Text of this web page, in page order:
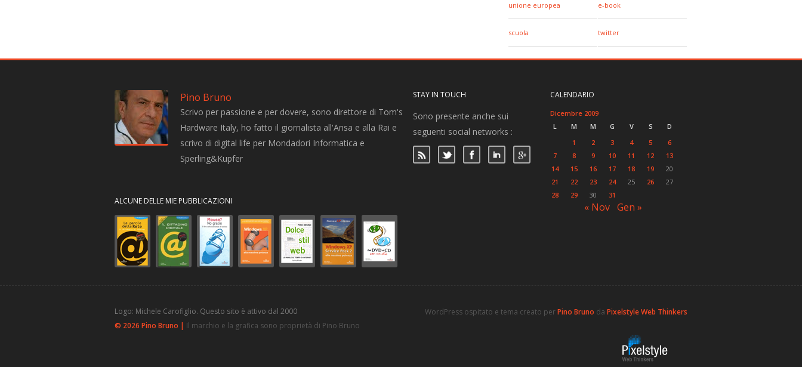
unione europea e-book
scuola twitter
Pino Bruno
Scrivo per passione e per dovere, sono direttore di Tom's
Hardware Italy, ho fatto il giornalista all'Ansa e alla Rai e
scrivo di digital life per Mondadori Informatica e
Sperling&Kupfer
ALCUNE DELLE MIE PUBBLICAZIONI
STAY IN TOUCH
Sono presente anche sui
seguenti social networks :
CALENDARIO
Dicembre 2009
L
M M G V S
D
1
2 3 4 5
6
7
8 9 10 11 12
13
14
15 16 17 18 19
20
21
22 23 24 25 26
27
28
29 30 31
« Nov Gen »
WordPress ospitato e tema creato perPino Bruno da Pixelstyle Web Thinkers
Logo: Michele Carofiglio. Questo sito è attivo dal 2000
© 2026 Pino Bruno | Il marchio e la grafica sono proprietà di Pino Bruno